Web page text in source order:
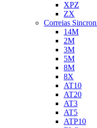
XPZ
ZX
Correias
14M
2M
3M
5M
8M
8X
AT10
AT20
AT3
AT5
ATP10